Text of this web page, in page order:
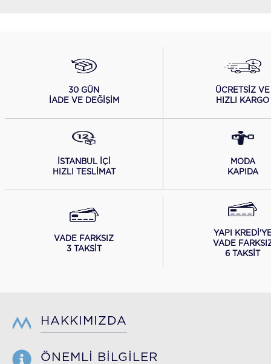
30 GÜN
İADE VE DEĞİŞİM
ÜCRETSİZ VE
HIZLI KARGO
İSTANBUL İÇİ
HIZLI TESLİMAT
MODA
KAPIDA
VADE FARKSIZ
3 TAKSİT
YAPI
VADE
6 TAKSİT
HAKKIMIZDA
ÖNEMLİ BİLGİLER